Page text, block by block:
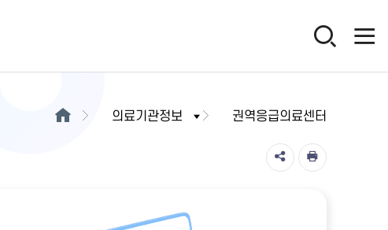
의료기관정보 권역응급의료센터